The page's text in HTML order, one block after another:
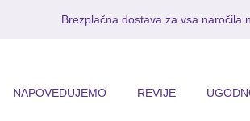
Brezplačna dostava za vsa naročila
NAPOVEDUJEMO REVIJE